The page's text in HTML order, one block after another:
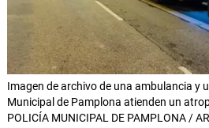
Imagen de archivo de una ambulancia y
Municipal de Pamplona atienden un
POLICÍA MUNICIPAL DE PAMPLONA /